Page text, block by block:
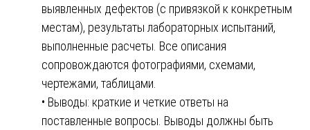
выявленных дефектов (с привязкой к конкретным
местам), результаты лабораторных испытаний,
выполненные расчеты. Все описания
сопровождаются фотографиями, схемами,
чертежами, таблицами.
• Выводы: краткие и четкие ответы на
поставленные вопросы. Выводы должны быть